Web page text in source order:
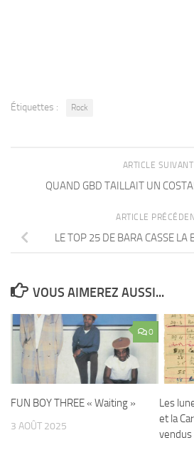
Étiquettes : Rock
ARTICLE SUIVANT
QUAND GBD TAILLAIT UN
ARTICLE
LE TOP 25 DE BARA CASSE LA
VOUS AIMEREZ AUSSI...
0
FUN BOY THREE « Waiting »
3 AOÛT 2025
Les
et la
vendus